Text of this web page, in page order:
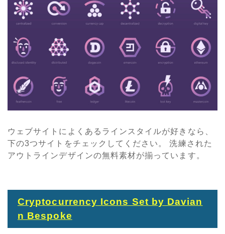
ウェブサイトによくあるラインスタイルが好きなら、
下の3つサイトをチェックしてください。 洗練された
アウトラインデザインの無料素材が揃っています。
Cryptocurrency Icons Set by Davian
n Bespoke